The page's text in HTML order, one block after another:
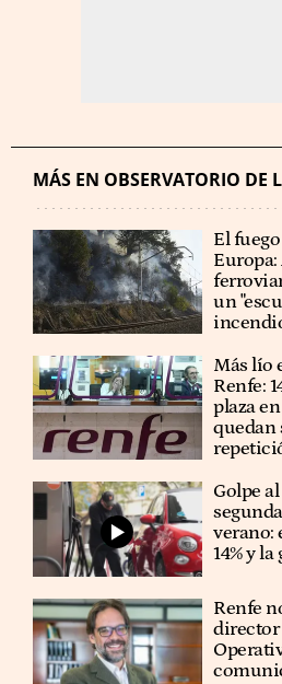
MÁS EN OBSERVATORIO DE
El
un
Más lío
Renfe:
plaza
quedan
Golpe
verano:
14% y
Renfe
director